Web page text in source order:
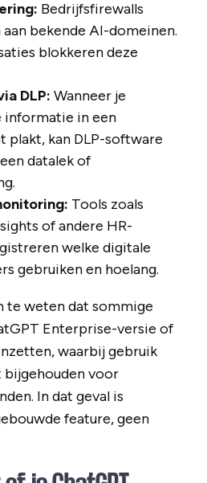
Bedrijfsfirewalls
bekende AI-domeinen.
blokkeren deze
DLP: Wanneer je
informatie in een
kan DLP-software
datalek of
Tools zoals
of andere HR-
welke digitale
gebruiken en hoelang.
te weten dat sommige
Enterprise-versie of
waarbij gebruik
voor
In dat geval is
feature, geen